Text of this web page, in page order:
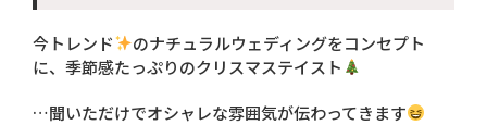
今トレンド
のナチュラルウェディングをコンセプト
に、季節感たっぷりのクリスマステイスト
…聞いただけでオシャレな雰囲気が伝わってきます